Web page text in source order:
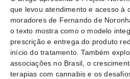
que levou atendimento e acesso à
moradores de Fernando de
o texto mostra como o modelo
prescrição e entrega do produto
início do tratamento. Também
associações no Brasil, o
terapias com cannabis e os